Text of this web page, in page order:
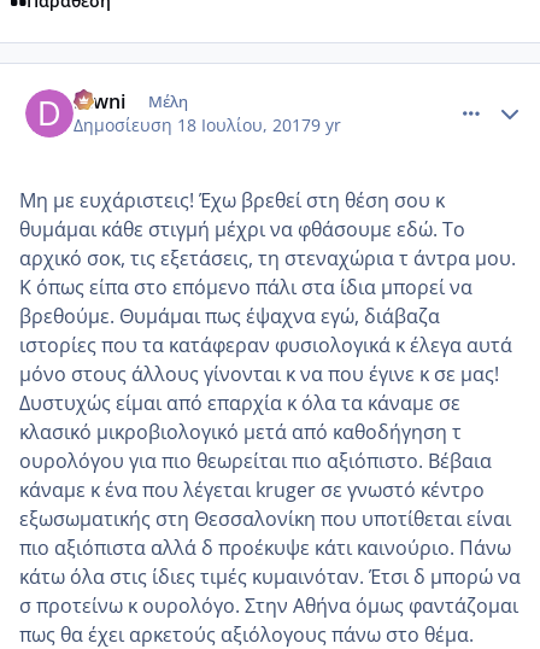
Diwni Μέλη
Δημοσίευση 18 Ιουλίου, 20179 yr
Μη με ευχάριστεις! Έχω βρεθεί στη θέση σου κ
θυμάμαι κάθε στιγμή μέχρι να φθάσουμε εδώ. Το
αρχικό σοκ, τις εξετάσεις, τη στεναχώρια τ άντρα μου.
Κ όπως είπα στο επόμενο πάλι στα ίδια μπορεί να
βρεθούμε. Θυμάμαι πως έψαχνα εγώ, διάβαζα
ιστορίες που τα κατάφεραν φυσιολογικά κ έλεγα αυτά
μόνο στους άλλους γίνονται κ να που έγινε κ σε μας!
Δυστυχώς είμαι από επαρχία κ όλα τα κάναμε σε
κλασικό μικροβιολογικό μετά από καθοδήγηση τ
ουρολόγου για πιο θεωρείται πιο αξιόπιστο. Βέβαια
κάναμε κ ένα που λέγεται kruger σε γνωστό κέντρο
εξωσωματικής στη Θεσσαλονίκη που υποτίθεται είναι
πιο αξιόπιστα αλλά δ προέκυψε κάτι καινούριο. Πάνω
κάτω όλα στις ίδιες τιμές κυμαινόταν. Έτσι δ μπορώ να
σ προτείνω κ ουρολόγο. Στην Αθήνα όμως φαντάζομαι
πως θα έχει αρκετούς αξιόλογους πάνω στο θέμα.